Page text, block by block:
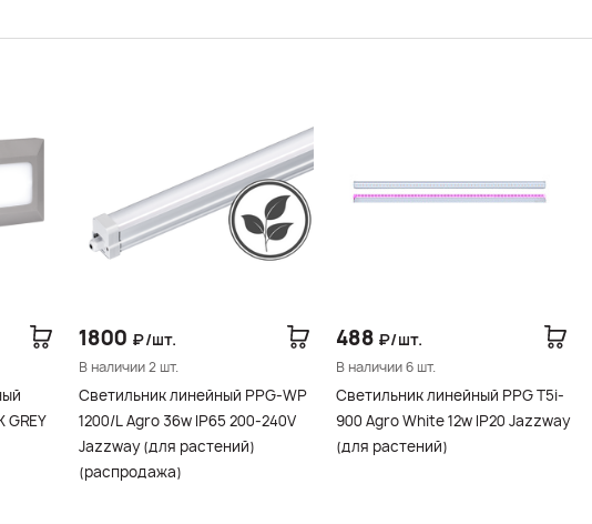
GREY
1800 ₽/шт.
В наличии 2 шт.
Светильник линейный PPG-WP
1200/L Agro 36w IP65 200-240V
Jazzway (для растений)
(распродажа)
488 ₽/шт.
В наличии 6 шт.
Светильник линейный PPG T5i-
900 Agro White 12w IP20 Jazzway
(для растений)